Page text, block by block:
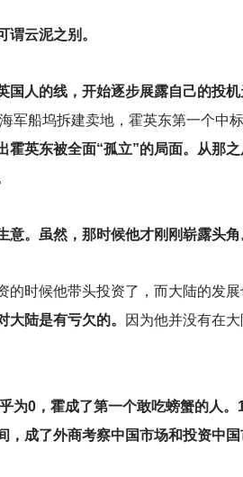
谓云泥之别。
人的线，开始逐步展露自己的投机
海军船坞拆建卖地，霍英东第一个中标
英东被全面“孤立”的局面。从那
。虽然，那时候他才刚刚崭露头角
的时候他带头投资了，而大陆的发
陆是有亏欠的。
因为他并没有在
为0，霍成了第一个敢吃螃蟹的人
成了外商考察中国市场和投资中